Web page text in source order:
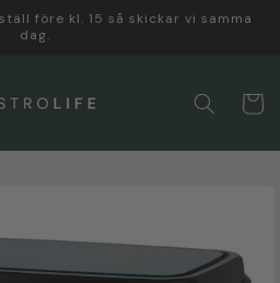
före kl. 15 så skickar vi samma
dag.